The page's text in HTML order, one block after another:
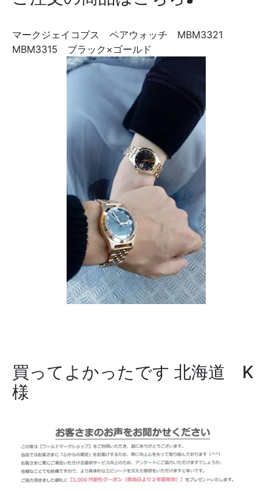
マークジェイコブス ペアウォッチ MBM3321
MBM3315 ブラック×ゴールド
買ってよかったです 北海道 K
様